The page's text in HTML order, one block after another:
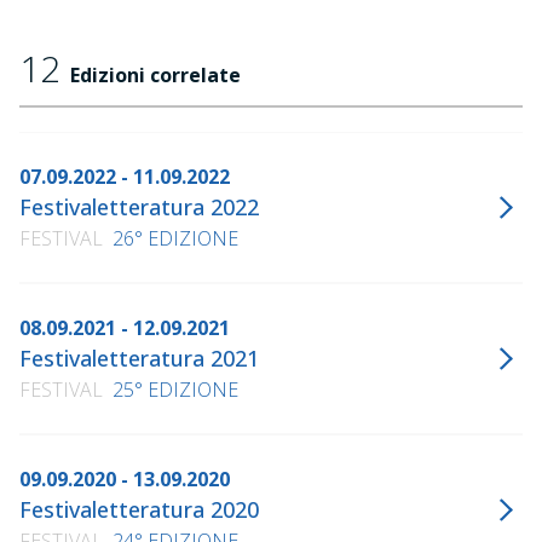
12 Edizioni correlate
07.09.2022 - 11.09.2022
Festivaletteratura 2022
FESTIVAL 26° EDIZIONE
08.09.2021 - 12.09.2021
Festivaletteratura 2021
FESTIVAL 25° EDIZIONE
09.09.2020 - 13.09.2020
Festivaletteratura 2020